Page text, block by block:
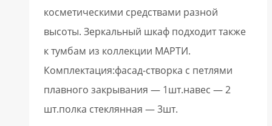
косметическими средствами разной
высоты. Зеркальный шкаф подходит также
к тумбам из коллекции МАРТИ.
Комплектация:фасад-створка с петлями
плавного закрывания — 1шт.навес — 2
шт.полка стеклянная — 3шт.